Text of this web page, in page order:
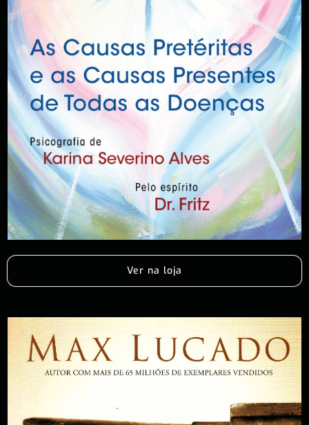
Ver na loja